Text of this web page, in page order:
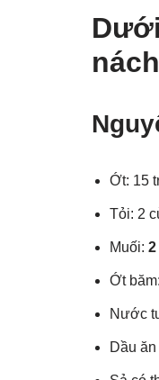
Ớt: 15
Tỏi: 2
Muối:
Ớt
Nước
Dầu